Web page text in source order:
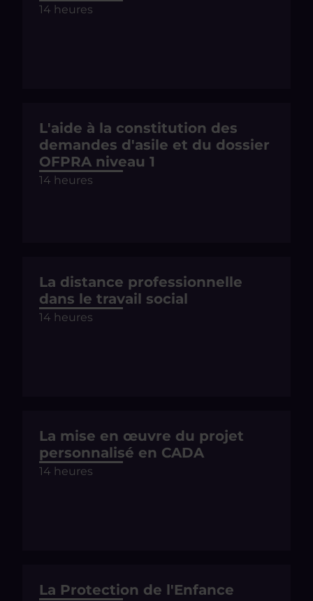
14 heures
L'aide à la constitution des
demandes d'asile et du dossier
OFPRA niveau 1
14 heures
La distance professionnelle
dans le travail social
14 heures
La mise en œuvre du projet
personnalisé en CADA
14 heures
La Protection de l'Enfance